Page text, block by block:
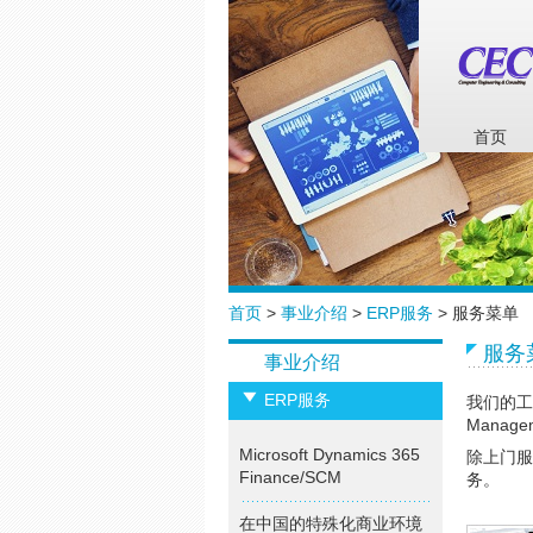
首页
首页 > 事业介绍 > ERP服务 > 服务菜单
事业介绍
ERP服务
Microsoft Dynamics 365
Finance/SCM
在中国的特殊化商业环境
服务
我们的
除上门
务。